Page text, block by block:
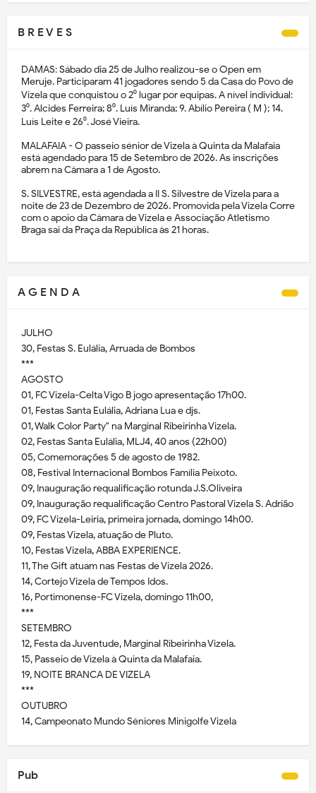
B R E V E S
DAMAS: Sábado dia 25 de Julho realizou-se o Open em
Meruje. Participaram 41 jogadores sendo 5 da Casa do Povo de
Vizela que conquistou o 2⁰ lugar por equipas. A nível individual:
3⁰. Alcides Ferreira; 8⁰. Luís Miranda; 9. Abílio Pereira ( M ); 14.
Luís Leite e 26⁰. José Vieira.
MALAFAIA - O passeio sénior de Vizela à Quinta da Malafaia
está agendado para 15 de Setembro de 2026. As inscrições
abrem na Câmara a 1 de Agosto.
S. SILVESTRE, está agendada a II S. Silvestre de Vizela para a
noite de 23 de Dezembro de 2026. Promovida pela Vizela Corre
com o apoio da Câmara de Vizela e Associação Atletismo
Braga sai da Praça da República às 21 horas.
A G E N D A
JULHO
30, Festas S. Eulália, Arruada de Bombos
***
AGOSTO
01, FC Vizela-Celta Vigo B jogo apresentação 17h00.
01, Festas Santa Eulália, Adriana Lua e djs.
01, Walk Color Party" na Marginal Ribeirinha Vizela.
02, Festas Santa Eulália, MLJ4, 40 anos (22h00)
05, Comemorações 5 de agosto de 1982.
08, Festival Internacional Bombos Família Peixoto.
09, Inauguração requalificação rotunda J.S.Oliveira
09, Inauguração requalificação Centro Pastoral Vizela S. Adrião
09, FC Vizela-Leiria, primeira jornada, domingo 14h00.
09, Festas Vizela, atuação de Pluto.
10, Festas Vizela, ABBA EXPERIENCE.
11, The Gift atuam nas Festas de Vizela 2026.
14, Cortejo Vizela de Tempos Idos.
16, Portimonense-FC Vizela, domingo 11h00,
***
SETEMBRO
12, Festa da Juventude, Marginal Ribeirinha Vizela.
15, Passeio de Vizela à Quinta da Malafaia.
19, NOITE BRANCA DE VIZELA
***
OUTUBRO
14, Campeonato Mundo Séniores Minigolfe Vizela
Pub